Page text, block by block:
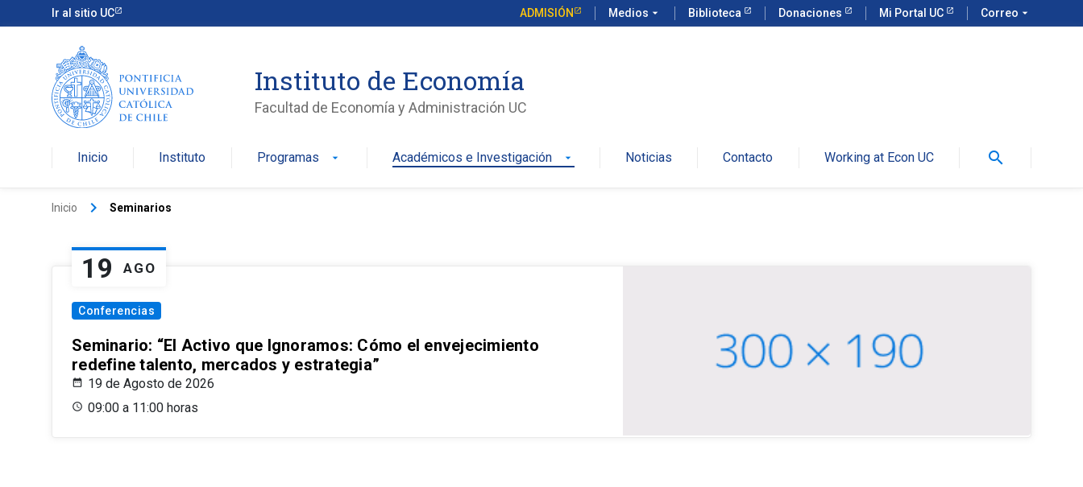
Ir al sitio UC ADMISIÓN Medios arrow_drop_down Biblioteca Donaciones Mi Portal UC Correo arrow_drop_down
Instituto de Economía
Facultad de Economía y Administración UC
Inicio Instituto Programas arrow_drop_down Académicos e Investigación arrow_drop_down Noticias Contacto Working at Econ UC search
Inicio keyboard_arrow_right Seminarios
19 AGO
Conferencias
Seminario: “El Activo que Ignoramos: Cómo el envejecimiento
redefine talento, mercados y estrategia”
19 de Agosto de 2026
09:00 a 11:00 horas